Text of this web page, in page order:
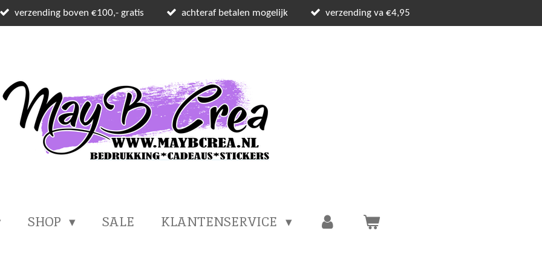
verzending boven €100,- gratis achteraf betalen mogelijk verzending va €4,95
SHOP SALE KLANTENSERVICE